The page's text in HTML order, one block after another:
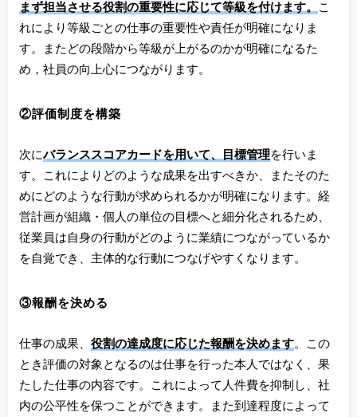
まず担当させる役割の重要性に応じて等級を付けます。
こ
れにより等級ごとの仕事の重要性や責任が明確になりま
す。またどの段階から等級が上がるのかが明確になるた
め，社員の向上心につながります。
②評価制度を構築
次にバランススコアカードを用いて、目標管理を行いま
す。これによりどのような成果を出すべきか、またそのた
めにどのような行動が求められるかが明確になります。経
営計画が組織・個人の単位の目標へと細分化されるため、
従業員は自身の行動がどのように業績につながっているか
を自覚でき、主体的な行動につなげやすくなります。
③報酬を決める
仕事の成果、 役割の達成度に応じた報酬を決めます。この
とき評価の対象となるのは仕事を行った本人ではなく、果
たした仕事の内容です。これによって人件費を抑制し、社
内の公平性を保つことができます。また到達程度によって